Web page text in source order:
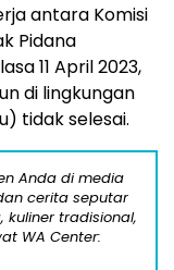
antara Komisi
Pidana
11 April 2023,
di lingkungan
tidak selesai.
Anda di media
cerita seputar
tradisional,
WA Center: